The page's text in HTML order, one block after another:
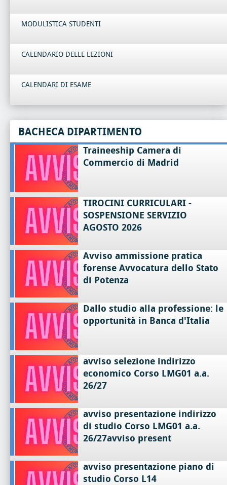
MODULISTICA STUDENTI
CALENDARIO DELLE LEZIONI
CALENDARI DI ESAME
BACHECA DIPARTIMENTO
Traineeship Camera di
Commercio di Madrid
TIROCINI CURRICULARI -
SOSPENSIONE SERVIZIO
AGOSTO 2026
Avviso ammissione pratica
forense Avvocatura dello Stato
di Potenza
Dallo studio alla professione: le
opportunità in Banca d'Italia
avviso selezione indirizzo
economico Corso LMG01 a.a.
26/27
avviso presentazione indirizzo
di studio Corso LMG01 a.a.
26/27avviso present
avviso presentazione piano di
studio Corso L14